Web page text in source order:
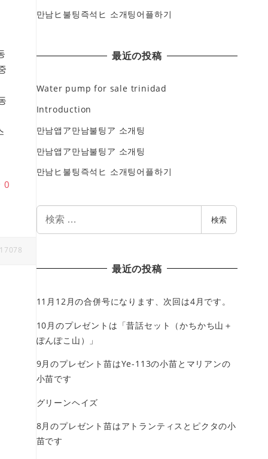
0
만남ヒ불팅즉석ヒ 소개팅어플하기
最近の投稿
Water pump for sale trinidad
Introduction
만남앱ア만남불팅ア 소개팅
만남앱ア만남불팅ア 소개팅
만남ヒ불팅즉석ヒ 소개팅어플하기
検索
最近の投稿
11月12月の合併号になります、次回は4月です。
10月のプレゼントは「昔話セット（かちかち山＋
ぽんぽこ山）」
9月のプレゼント苗はYe-113の小苗とマリアンの
小苗です
グリーンヘイズ
8月のプレゼント苗はアトランティスとピクタの小
苗です